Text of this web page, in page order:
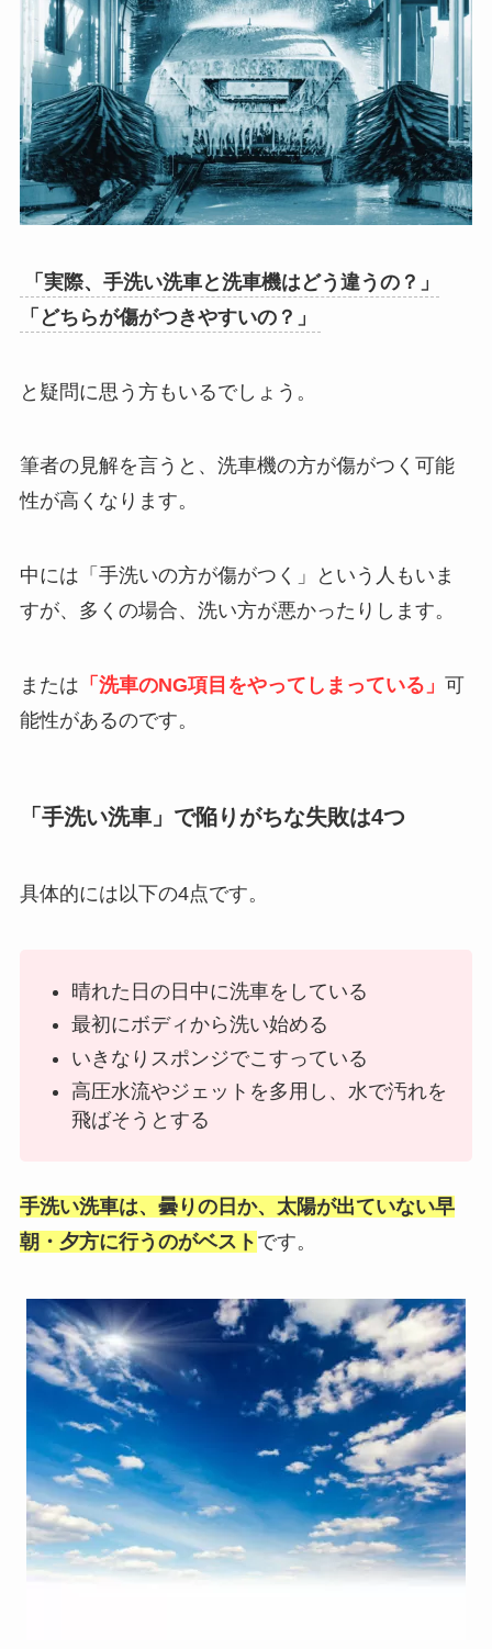
「実際、手洗い洗車と洗車機はどう違うの？」
「どちらが傷がつきやすいの？」
と疑問に思う方もいるでしょう。
筆者の見解を言うと、洗車機の方が傷がつく可能
性が高くなります。
中には「手洗いの方が傷がつく」という人もいま
すが、多くの場合、洗い方が悪かったりします。
または 「洗車のNG項目をやってしまっている」 可
能性があるのです。
「手洗い洗車」で陥りがちな失敗は4つ
具体的には以下の4点です。
晴れた日の日中に洗車をしている
最初にボディから洗い始める
いきなりスポンジでこすっている
高圧水流やジェットを多用し、水で汚れを
飛ばそうとする
手洗い洗車は、曇りの日か、太陽が出ていない早
朝・夕方に行うのがベスト です。